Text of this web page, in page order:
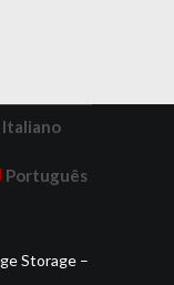
Italiano
Português
Storage –